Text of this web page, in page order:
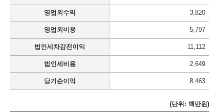
영업외수익 3,820
영업외비용 5,797
법인세차감전이익 11,112
법인세비용 2,649
당기순이익 8,463
(단위: 백만원)